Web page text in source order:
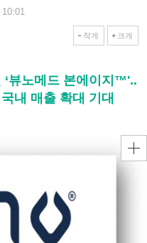
10:01
작게 크게
‘뷰노메드 본에이지™'..
내 매출 확대 기대